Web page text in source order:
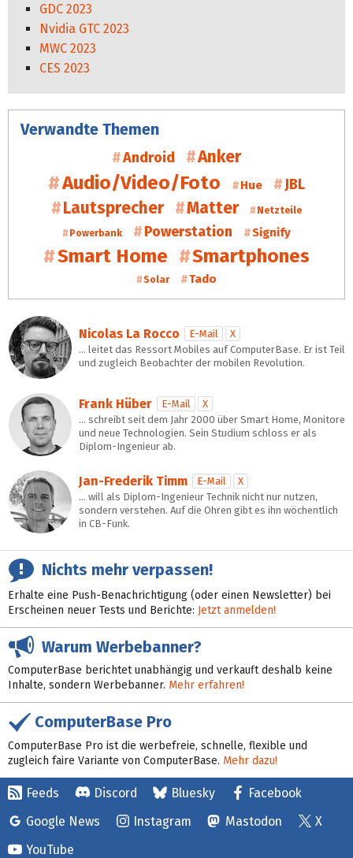
GDC 2023
Nvidia GTC 2023
MWC 2023
CES 2023
Verwandte Themen
Android Anker
Audio/Video/Foto Hue JBL
Lautsprecher Matter Netzteile
Powerbank Powerstation Signify
Smart Home Smartphones
Solar Tado
Nicolas La Rocco E-Mail
X
… leitet das Ressort Mobiles auf ComputerBase. Er ist Teil
und zugleich Beobachter der mobilen Revolution.
Frank Hüber E-Mail
X
… schreibt seit dem Jahr 2000 über Smart Home, Monitore
und neue Technologien. Sein Studium schloss er als
Diplom-Ingenieur ab.
Jan-Frederik Timm E-Mail
X
… will als Diplom-Ingenieur Technik nicht nur nutzen,
sondern verstehen. Auf die Ohren gibt es ihn wöchentlich
in CB-Funk.
Nichts mehr verpassen!
Erhalte eine Push-Benachrichtigung (oder einen Newsletter) bei
Erscheinen neuer Tests und Berichte: Jetzt anmelden!
Warum Werbebanner?
ComputerBase berichtet unabhängig und verkauft deshalb keine
Inhalte, sondern Werbebanner. Mehr erfahren!
ComputerBase Pro
ComputerBase Pro ist die werbefreie, schnelle, flexible und
zugleich faire Variante von ComputerBase. Mehr dazu!
Feeds Discord Bluesky
Facebook
Google News
Instagram Mastodon
X
YouTube